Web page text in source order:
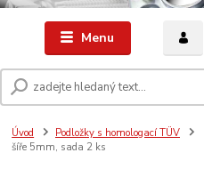
Menu
Úvod Podložky s homologací TÜV
šíře 5mm, sada 2 ks